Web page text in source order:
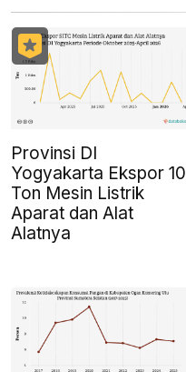
Provinsi DI
Yogyakarta Ekspor 10
Ton Mesin Listrik
Aparat dan Alat
Alatnya